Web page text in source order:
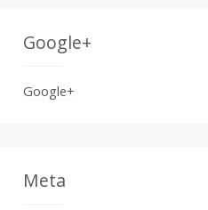
Google+
Google+
Meta